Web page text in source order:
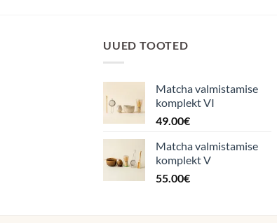
UUED TOOTED
Matcha valmistamise
komplekt VI
49.00€
Matcha valmistamise
komplekt V
55.00€